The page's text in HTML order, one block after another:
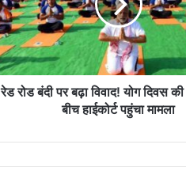
रेड रोड बंदी पर बढ़ा विवाद! योग दिवस
बीच हाईकोर्ट पहुंचा मामला